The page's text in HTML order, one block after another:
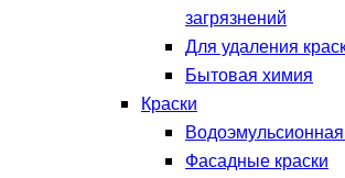
загрязнений
Для удаления
Бытовая химия
Краски
Фасадные краски